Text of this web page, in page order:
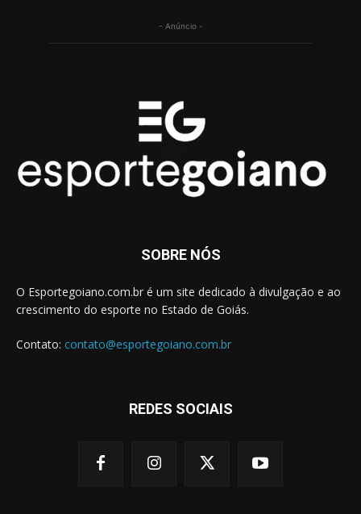
- Anúncio -
SOBRE NÓS
O Esportegoiano.com.br é um site dedicado à divulgação e ao
crescimento do esporte no Estado de Goiás.
Contato: contato@esportegoiano.com.br
REDES SOCIAIS